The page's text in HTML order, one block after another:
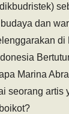
dan
di
Marina
seorang artis